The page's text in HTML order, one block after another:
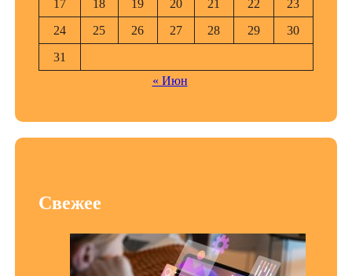
17
18 19 20 21 22
23
24
25 26 27 28 29
30
31
« Июн
Свежее